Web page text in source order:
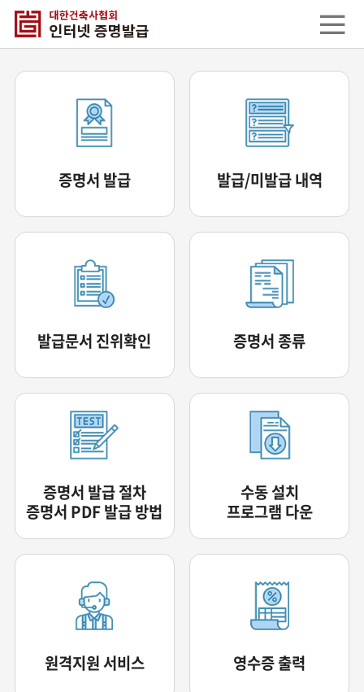
증명서 발급 발급/미발급 내역
발급문서 진위확인 증명서 종류
증명서 발급 절차
증명서 PDF 발급 방법
수동 설치
프로그램 다운
원격지원 서비스 영수증 출력